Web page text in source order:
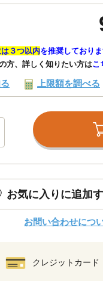
３つ以内を推奨しておりま
方、詳しく知りたい方はこ
上限額を調べる
お気に入りに追加
お問い合わせにつ
クレジットカード